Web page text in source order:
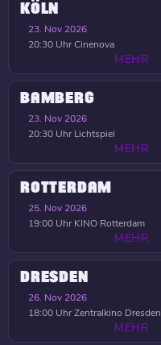
KÖLN
23. Nov 2026
20:30 UhrCinenova
MEHR
BAMBERG
23. Nov 2026
20:30 Uhr Lichtspiel
MEHR
ROTTERDAM
25. Nov 2026
19:00 Uhr KINO Rotterdam
MEHR
DRESDEN
26. Nov 2026
18:00 UhrZentralkino Dresden
MEHR